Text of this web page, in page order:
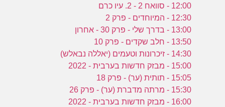
12:00 - סוואח 2 - 2. עיו כרם
12:30 - המיוחדים - פרק 2
13:00 - בדרך שלי - פרק 30 - אחרון
13:50 - חלב שקדים - פרק 10
14:30 - זיכרונות וטעמים (יאללה נבאלש)
15:00 - מבזק חדשות בערבית - 2022
15:05 - תותית (ער) - פרק 18
15:30 - מרתה מדברת (ער) - פרק 26
16:00 - מבזק חדשות בערבית - 2022